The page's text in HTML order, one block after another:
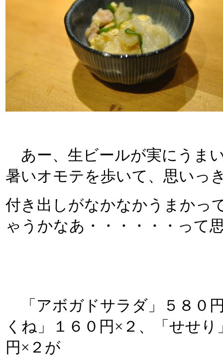
あー、生ビールが実にうま
暑いオモテを歩いて、思い
付き出しがなかなかうまかっ
ゃうかなあ・・・・・・って
「アボガドサラダ」５８０
くね」１６０円×２、「せせ
円×２が